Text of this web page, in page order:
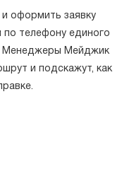
и оформить заявку
по телефону единого
Менеджеры Мейджик
и подскажут, как